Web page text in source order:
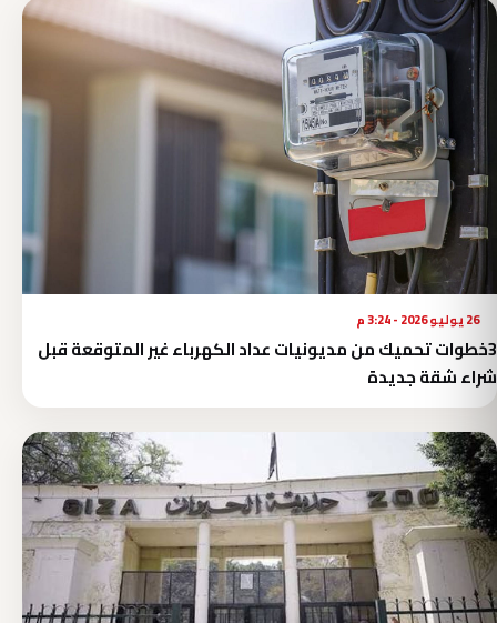
26 يوليو 2026 - 3:24 م
3خطوات تحميك من مديونيات عداد الكهرباء غير المتوقعة قبل
شراء شقة جديدة